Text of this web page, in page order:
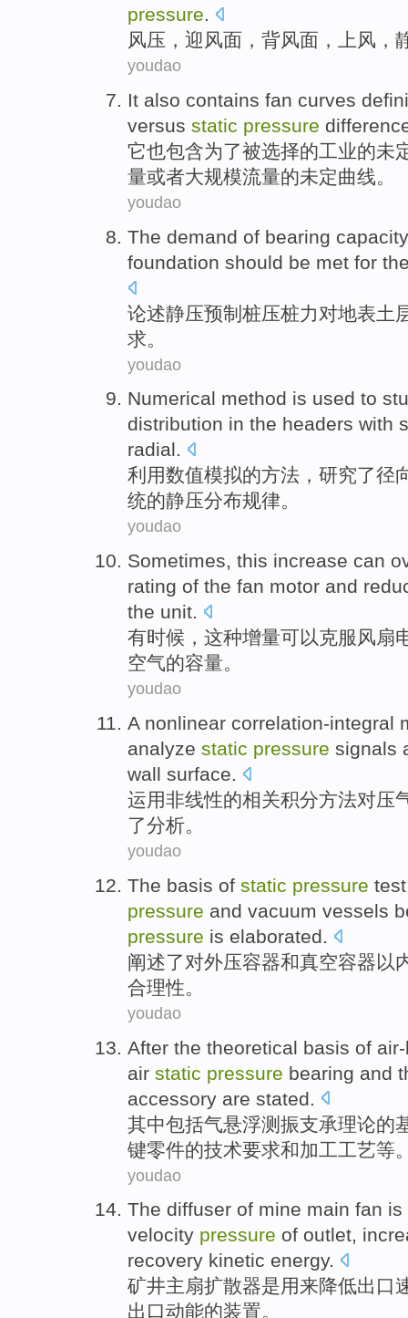
pressure.
风压 ， 迎风面， 背风面 ，上风，
youdao
It also contains fan curves
versus static pressure
它也包含为了被选择的工业的未
量或者大规模流量的未定曲线。
youdao
The demand of bearing capacity
foundation should be met for
论述静压预制 桩压桩力对地表土
求 。
youdao
Numerical method is used to
distribution in the headers with
radial.
利用数值模拟的方法 ， 研究了径
统的静压分布规律。
youdao
Sometimes, this increase can
rating of the fan motor and
the unit.
有时候 ， 这种增量可以克服 风扇
空气的容量。
youdao
A nonlinear correlation-integral
analyze static pressure signals
wall surface.
运用非线性的相关积分方法对压
了分析。
youdao
The basis of static pressure test
pressure and vacuum vessels
pressure is elaborated.
阐述了对外压容器和真空容器以
合理性。
youdao
After the theoretical basis of
air static pressure bearing and
accessory are stated.
其中包括气悬浮测振支承理论的
键零件的技术要求和加工工艺等
youdao
The diffuser of mine main fan is
velocity pressure of outlet,
recovery kinetic energy.
矿井主扇扩散器是用来降低出口
出口动能的装置。